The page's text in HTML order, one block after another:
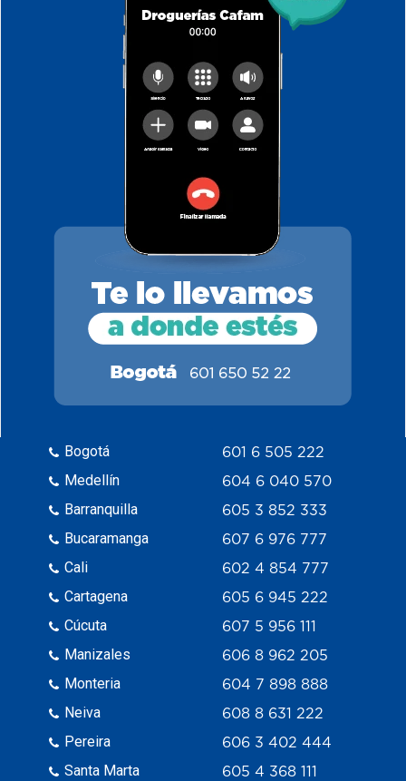
Bogotá
Medellín
Barranquilla
Bucaramanga
Cali
Cartagena
Cúcuta
Manizales
Monteria
Neiva
Pereira
Santa Marta
601 6 505 222
604 6 040 570
605 3 852 333
607 6 976 777
602 4 854 777
605 6 945 222
607 5 956 111
606 8 962 205
604 7 898 888
608 8 631 222
606 3 402 444
605 4 368 111